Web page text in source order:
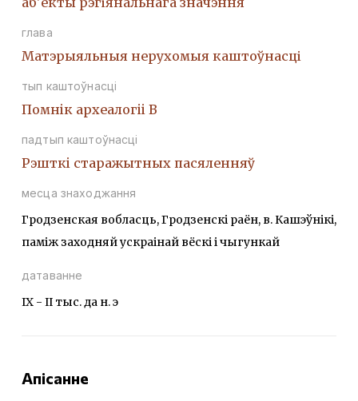
глава
Матэрыяльныя нерухомыя каштоўнасці
тып каштоўнасці
Помнiк археалогii В
падтып каштоўнасці
Рэшткi старажытных пасяленняў
месца знаходжання
Гродзенская вобласць, Гродзенскі раён, в. Кашэўнікі,
паміж заходняй ускраінай вёскі і чыгункай
датаванне
ІХ - ІІ тыс. да н. э
Апісанне